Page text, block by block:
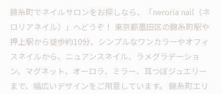
錦糸町でネイルサロンをお探しなら、「neroria nail（ネ
ロリアネイル）」へどうぞ！ 東京都墨田区の錦糸町駅や
押上駅から徒歩約10分、シンプルなワンカラーやオフィ
スネイルから、ニュアンスネイル、ラメグラデーショ
ン、マグネット、オーロラ、ミラー、耳つぼジュエリー
まで、幅広いデザインをご用意しています。 錦糸町エリ